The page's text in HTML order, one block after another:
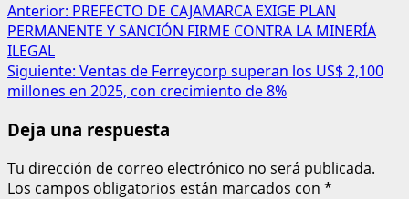
Anterior: PREFECTO DE CAJAMARCA EXIGE PLAN
PERMANENTE Y SANCIÓN FIRME CONTRA LA MINERÍA
ILEGAL
Siguiente: Ventas de Ferreycorp superan los US$ 2,100
millones en 2025, con crecimiento de 8%
Deja una respuesta
Tu dirección de correo electrónico no será publicada.
Los campos obligatorios están marcados con *